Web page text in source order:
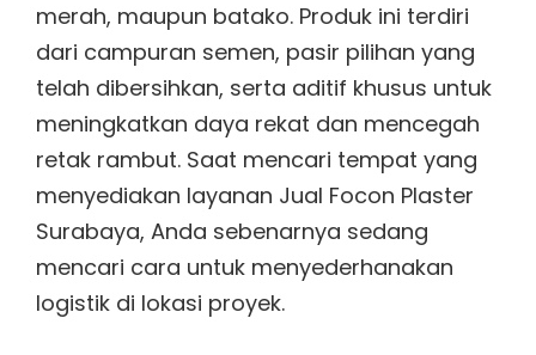
merah, maupun batako. Produk ini terdiri
dari campuran semen, pasir pilihan yang
telah dibersihkan, serta aditif khusus untuk
meningkatkan daya rekat dan mencegah
retak rambut. Saat mencari tempat yang
menyediakan layanan Jual Focon Plaster
Surabaya, Anda sebenarnya sedang
mencari cara untuk menyederhanakan
logistik di lokasi proyek.